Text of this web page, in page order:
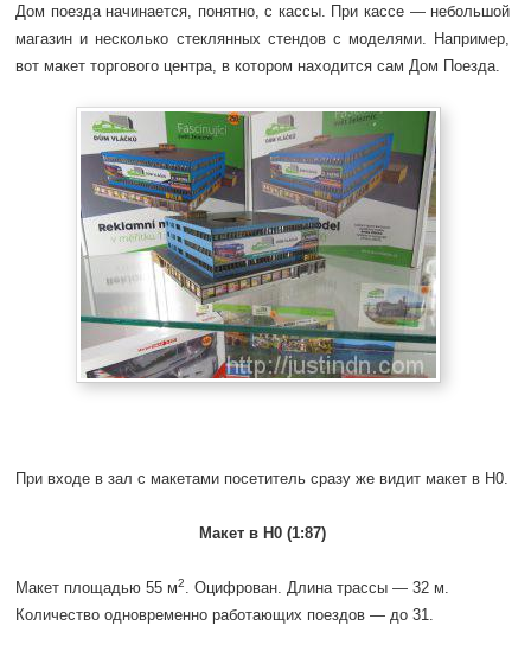
Дом поезда начинается, понятно, с кассы. При кассе — небольшой
магазин и несколько стеклянных стендов с моделями. Например,
вот макет торгового центра, в котором находится сам Дом Поезда.
При входе в зал с макетами посетитель сразу же видит макет в H0.
Макет в H0 (1:87)
Макет площадью 55 м2
. Оцифрован. Длина трассы — 32 м.
Количество одновременно работающих поездов — до 31.